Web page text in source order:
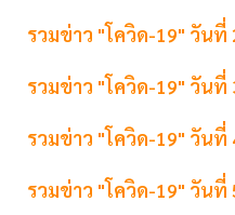
รวมข่าว "โควิด-19" วันที่
รวมข่าว "โควิด-19" วันที่
รวมข่าว "โควิด-19" วันที่
รวมข่าว "โควิด-19" วันที่